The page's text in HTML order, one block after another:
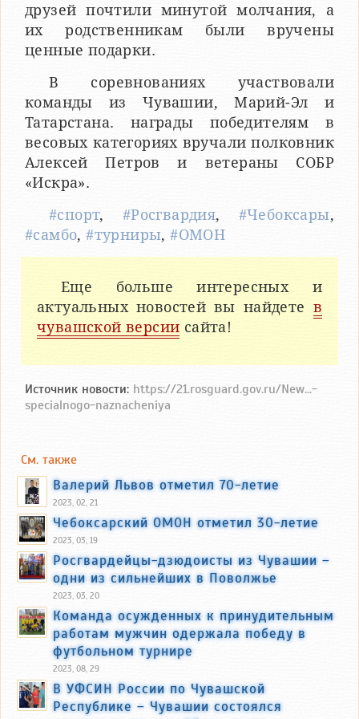
друзей почтили минутой молчания, а
их родственникам были вручены
ценные подарки.
В соревнованиях участвовали
команды из Чувашии, Марий-Эл и
Татарстана. награды победителям в
весовых категориях вручали полковник
Алексей Петров и ветераны СОБР
«Искра».
#спорт, #Росгвардия, #Чебоксары,
#самбо,#турниры,#ОМОН
Еще больше интересных и
актуальных новостей вы найдете в
чувашской версии сайта!
Источник новости: https://21.rosguard.gov.ru/New...-
specialnogo-naznacheniya
См. также
Валерий Львов отметил 70-летие
2023, 02, 21
Чебоксарский ОМОН отметил 30-летие
2023, 03, 19
Росгвардейцы-дзюдоисты из Чувашии –
одни из сильнейших в Поволжье
2023, 03, 20
Команда осужденных к принудительным
работам мужчин одержала победу в
футбольном турнире
2023, 08, 29
В УФСИН России по Чувашской
Республике – Чувашии состоялся